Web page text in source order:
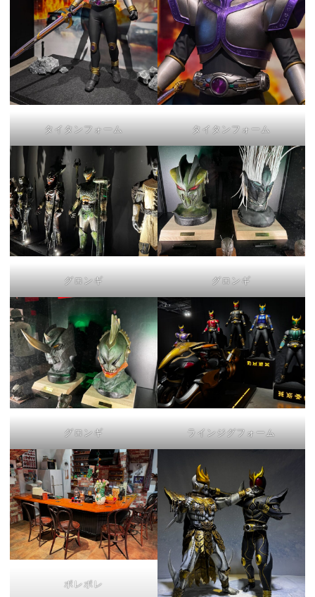
タイタンフォーム タイタンフォーム
グロンギ グロンギ
グロンギ ラインジグフォーム
ポレポレ